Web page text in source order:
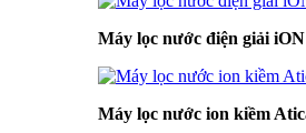
Máy lọc nước điện giải
Máy lọc nước ion kiềm